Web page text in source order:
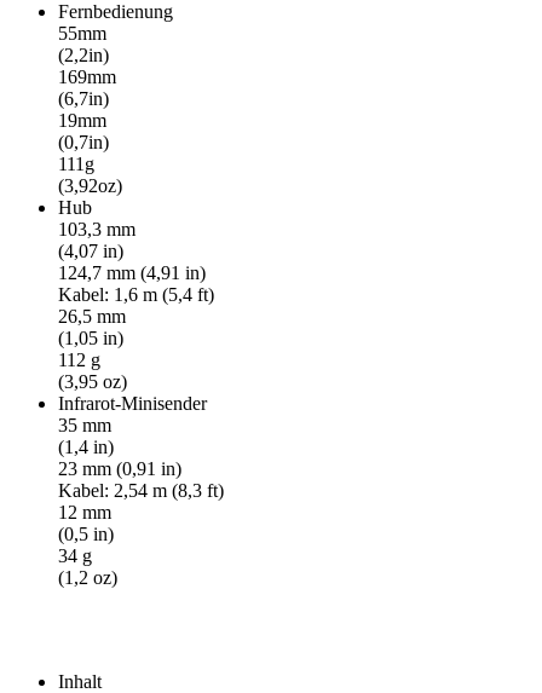
Fernbedienung
55mm
(2,2in)
169mm
(6,7in)
19mm
(0,7in)
111g
(3,92oz)
Hub
103,3 mm
(4,07 in)
124,7 mm (4,91 in)
Kabel: 1,6 m (5,4 ft)
26,5 mm
(1,05 in)
112 g
(3,95 oz)
Infrarot-Minisender
35 mm
(1,4 in)
23 mm (0,91 in)
Kabel: 2,54 m (8,3 ft)
12 mm
(0,5 in)
34 g
(1,2 oz)
Inhalt